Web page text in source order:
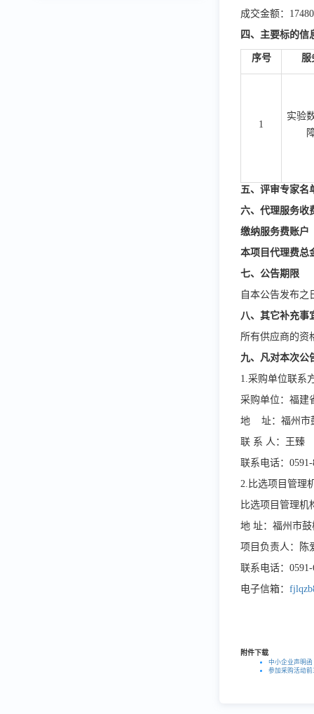
成交金额：
四、主要标的信
序号 服
1
实验
五、评审专家名
六、代理服务收
缴纳服务费账户
本项目代理费总
七、公告期限
自本公告发布之
八、其它补充事
所有供应商的资
九、凡对本次公
1.采购单位联系
采购单位：福建
地 址：福州市
联 系 人：王臻
联系电话：0591-
2.比选项目管理
比选项目管理机
地 址：福州市
项目负责人：陈
联系电话：0591-
电子信箱：
附件下载
中小企业声明函
参加采购活动